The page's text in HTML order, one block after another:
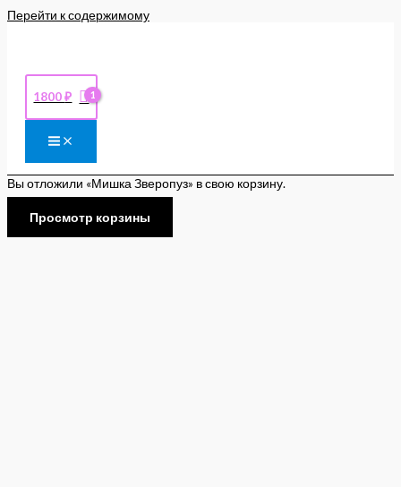
Перейти к содержимому
1800₽
Вы отложили «Мишка Зверопуз» в свою корзину.
Просмотр корзины